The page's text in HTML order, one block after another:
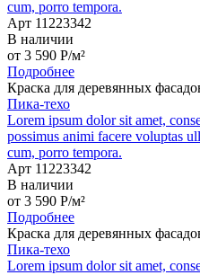
cum, porro tempora.
Арт 11223342
В наличии
от 3 590 P/м²
Подробнее
Краска для деревянных
Пика-техо
Lorem ipsum dolor sit amet,
possimus animi facere voluptas
cum, porro tempora.
Арт 11223342
В наличии
от 3 590 P/м²
Подробнее
Краска для деревянных
Пика-техо
Lorem ipsum dolor sit amet,